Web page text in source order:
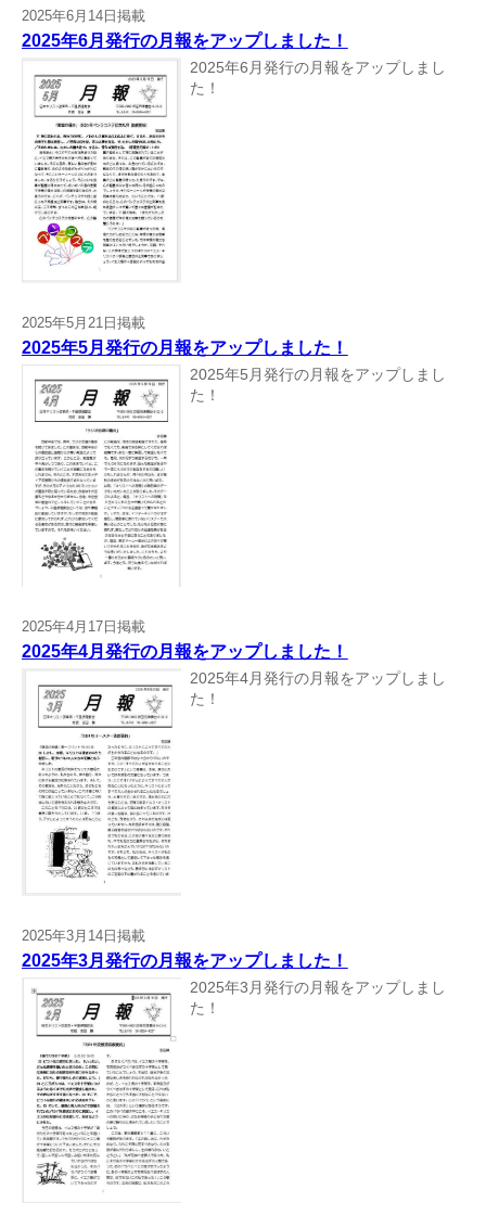
2025年6月14日掲載
2025年6月発行の月報をアップしました！
2025年6月発行の月報をアップしまし
た！
2025年5月21日掲載
2025年5月発行の月報をアップしました！
2025年5月発行の月報をアップしまし
た！
2025年4月17日掲載
2025年4月発行の月報をアップしました！
2025年4月発行の月報をアップしまし
た！
2025年3月14日掲載
2025年3月発行の月報をアップしました！
2025年3月発行の月報をアップしまし
た！